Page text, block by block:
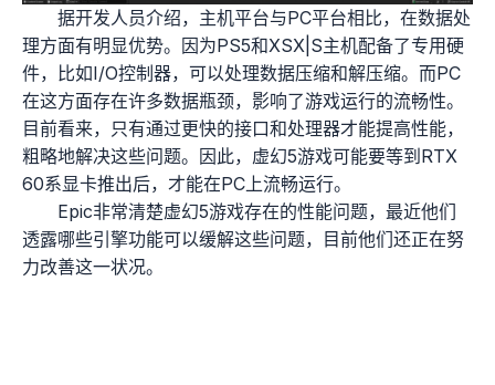
据开发人员介绍，主机平台与PC平台相比，在数据处
理方面有明显优势。因为PS5和XSX|S主机配备了专用硬
件，比如I/O控制器，可以处理数据压缩和解压缩。而PC
在这方面存在许多数据瓶颈，影响了游戏运行的流畅性。
目前看来，只有通过更快的接口和处理器才能提高性能，
粗略地解决这些问题。因此，虚幻5游戏可能要等到RTX
60系显卡推出后，才能在PC上流畅运行。
Epic非常清楚虚幻5游戏存在的性能问题，最近他们
透露哪些引擎功能可以缓解这些问题，目前他们还正在努
力改善这一状况。